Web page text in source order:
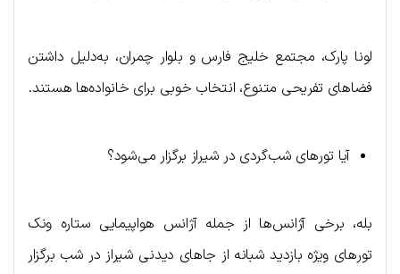
لونا پارک، مجتمع خلیج فارس و بلوار چمران، به‌دلیل داشتن
فضاهای تفریحی متنوع، انتخاب خوبی برای خانواده‌ها هستند.
آیا تورهای شب‌گردی در شیراز برگزار می‌شود؟
بله، برخی آژانس‌ها از جمله آژانس هواپیمایی ستاره ونک
تورهای ویژه بازدید شبانه از جاهای دیدنی شیراز در شب برگزار